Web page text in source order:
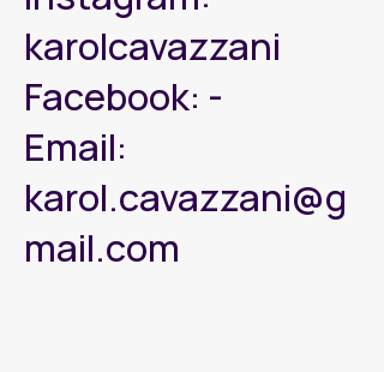
karolcavazzani
Facebook: -
Email:
karol.cavazzani@g
mail.com